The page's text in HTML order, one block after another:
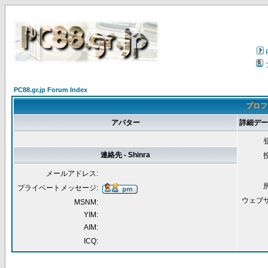
PC88.gr.jp Forum Index
プロ
アバター
詳細デ
ウェブ
連絡先 - Shinra
メールアドレス:
プライベートメッセージ:
MSNM:
YIM:
AIM:
ICQ: